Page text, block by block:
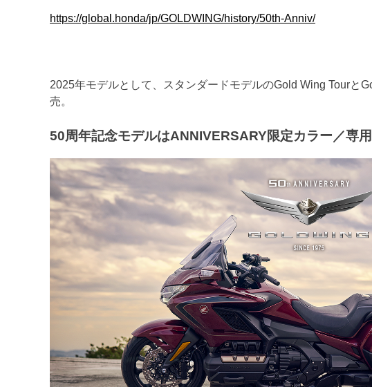
https://global.honda/jp/GOLDWING/history/50th-Anniv/
2025年モデルとして、スタンダードモデルのGold Wing Tourと
売。
50周年記念モデルはANNIVERSARY限定カラー／専用